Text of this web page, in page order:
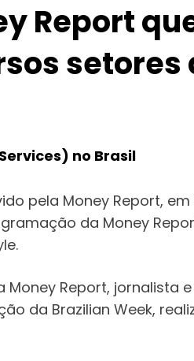
Report
setores
no Brasil
pela Money Report, em
da Money
Money Report, jornalista
da Brazilian Week,